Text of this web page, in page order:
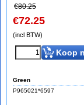
€80.25
€72.25
(incl BTW)
Koop
Green
P965021*6597